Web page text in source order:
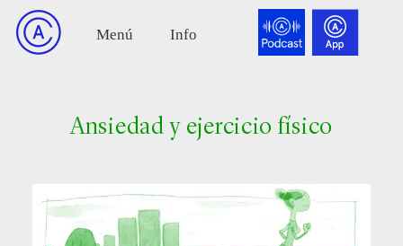
Ansiedad y ejercicio físico